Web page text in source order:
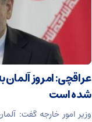
عراقچی: امروز آلمان
شده است
وزیر امور خارجه گفت: